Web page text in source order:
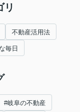
リ
不動産活用法
毎日
#岐阜の不動産